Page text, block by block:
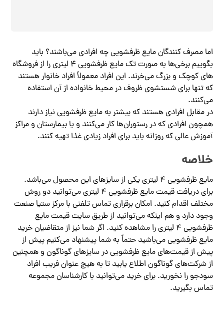
اما مصرف کنندگان مایع ظرفشویی چه افرادی می‌باشند؟ باید
بگوییم برخی‌ها به صورت تک مایع ظرفشویی ۴ لیتری را از فروشگاه‌
های کوچک و بزرگ می‌خرند. این افراد معمولاً افراد خانوار هستند
که تنها برای شستشوی ظروف در محیط خانواده از آن استفاده
می‌کنند.
در مقابل افرادی هستند که بیشتر به مایع ظرفشویی نیاز دارند
همچون افرادی که در رستوران‌ها کار می‌کنند و یا بیمارستان و مراکز
آموزش عالی که روزانه باید برای افراد زیادی غذا تهیه کنند.
خلاصه
مایع ظرفشویی ۴ لیتری یکی از سایزهای این محصول می‌باشد‌.
برای دریافت قیمت مایع ظرفشویی ۴ لیتری می‌توانید دو روش
مختلف اقدام کنید. امکان برقراری تماس تلفنی با مرکز ستیا صنعت
وجود دارد و هم اینکه می‌توانید از طریق سایت قیمت مایع
ظرفشویی ۴ لیتری را مشاهده کنید. اگر شما نیز از متقاضیان خرید
مایع ظرفشویی می‌باشید حتماً به شما پیشنهاد می‌کنیم پیش از
پیش از قیمت‌های مایع ظرفشویی در سایزهای گوناگون و همچنین
از شرکت‌های گوناگون اطلاع یابید تا به هیچ عنوان فریب افراد
سودجو را نخورید. برای خرید می‌توانید با کارشناسان مجموعه
تماس بگیرید.